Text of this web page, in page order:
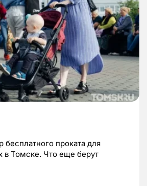
бесплатного проката для
в Томске. Что еще берут